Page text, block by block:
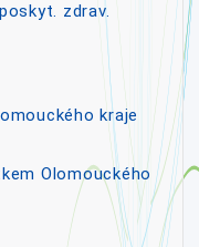
zdrav.
kraje
Olomouckého